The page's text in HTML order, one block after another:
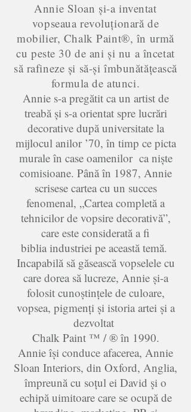
Annie Sloan și-a inventat
vopseaua revoluționară de
mobilier, Chalk Paint®, în urmă
cu peste 30 de ani și nu a încetat
să rafineze și să-și îmbunătățească
formula de atunci.
Annie s-a pregătit ca un artist de
treabă și s-a orientat spre lucrări
decorative după universitate la
mijlocul anilor ’70, în timp ce picta
murale în case oamenilor ca niște
comisioane. Până în 1987, Annie
scrisese cartea cu un succes
fenomenal, „Cartea completă a
tehnicilor de vopsire decorativă”,
care este considerată a fi
biblia industriei pe această temă.
Incapabilă să găsească vopselele cu
care dorea să lucreze, Annie și-a
folosit cunoștințele de culoare,
vopsea, pigmenți și istoria artei și a
dezvoltat
Chalk Paint ™ / ® în 1990.
Annie își conduce afacerea, Annie
Sloan Interiors, din Oxford, Anglia,
împreună cu soțul ei David și o
echipă uimitoare care se ocupă de